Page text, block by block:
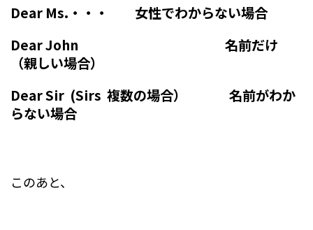
Dear Ms.・・・ 女性でわからない場合
Dear John 名前だけ
（親しい場合）
Dear Sir (Sirs 複数の場合） 名前がわか
らない場合
このあと、